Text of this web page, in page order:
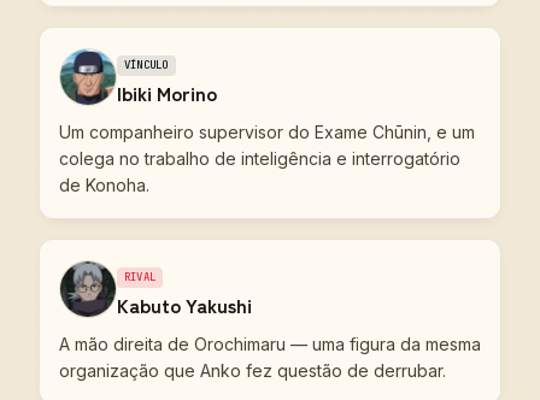
VÍNCULO
Ibiki Morino
Um companheiro supervisor do Exame Chūnin, e um
colega no trabalho de inteligência e interrogatório
de Konoha.
RIVAL
Kabuto Yakushi
A mão direita de Orochimaru — uma figura da mesma
organização que Anko fez questão de derrubar.